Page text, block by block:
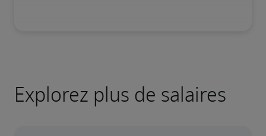
Explorez plus de salaires